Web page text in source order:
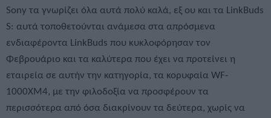
Sony τα γνωρίζει όλα αυτά πολύ καλά, εξ ου και τα LinkBuds
S: αυτά τοποθετούνται ανάμεσα στα απρόσμενα
ενδιαφέροντα LinkBuds που κυκλοφόρησαν τον
Φεβρουάριο και τα καλύτερα που έχει να προτείνει η
εταιρεία σε αυτήν την κατηγορία, τα κορυφαία WF-
1000XM4, με την φιλοδοξία να προσφέρουν τα
περισσότερα από όσα διακρίνουν τα δεύτερα, χωρίς να